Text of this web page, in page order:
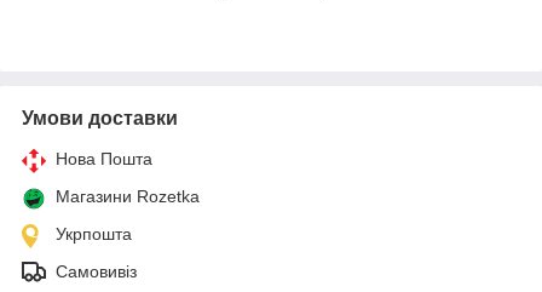
Умови доставки
Нова Пошта
Магазини Rozetka
Укрпошта
Самовивіз